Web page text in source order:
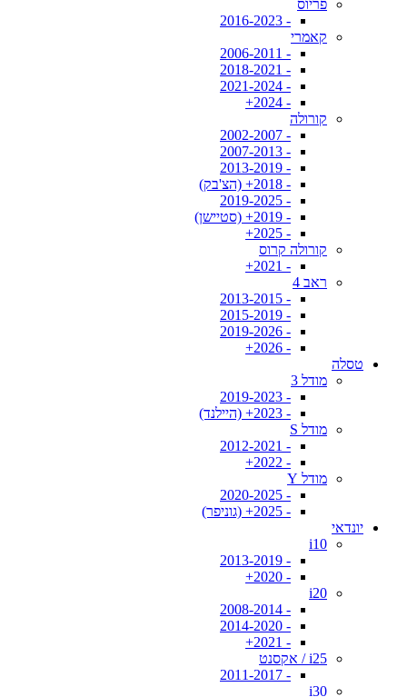
פריוס
- 2016-2023
קאמרי
- 2006-2011
- 2018-2021
- 2021-2024
- 2024+
קורולה
- 2002-2007
- 2007-2013
- 2013-2019
- 2018+ (הצ'בק)
- 2019-2025
- 2019+ (סטיישן)
- 2025+
קורולה קרוס
- 2021+
ראב 4
- 2013-2015
- 2015-2019
- 2019-2026
- 2026+
טסלה
מודל 3
- 2019-2023
- 2023+ (היילנד)
מודל S
- 2012-2021
- 2022+
מודל Y
- 2020-2025
- 2025+ (גוניפר)
יונדאי
i10
- 2013-2019
- 2020+
i20
- 2008-2014
- 2014-2020
- 2021+
i25 / אקסנט
- 2011-2017
i30